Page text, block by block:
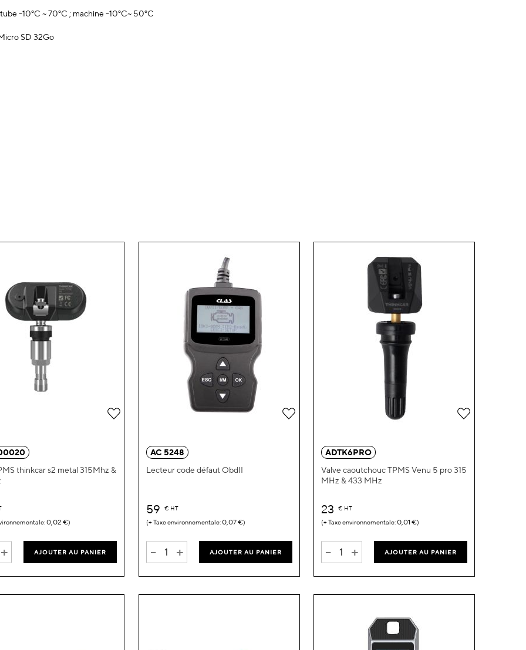
-10°C ~ 70°C ; machine -10°C~ 50°C
SD 32Go
thinkcar s2 metal 315Mhz &
0,02 €
+ AJOUTER AU PANIER
AC 5248
Lecteur code défaut ObdII
59 € HT
0,07 €
- + AJOUTER AU PANIER
ADTK6PRO
Valve caoutchouc TPMS Venu 5 pro 315
MHz & 433 MHz
23 € HT
0,01 €
- + AJOUTER AU PANIER